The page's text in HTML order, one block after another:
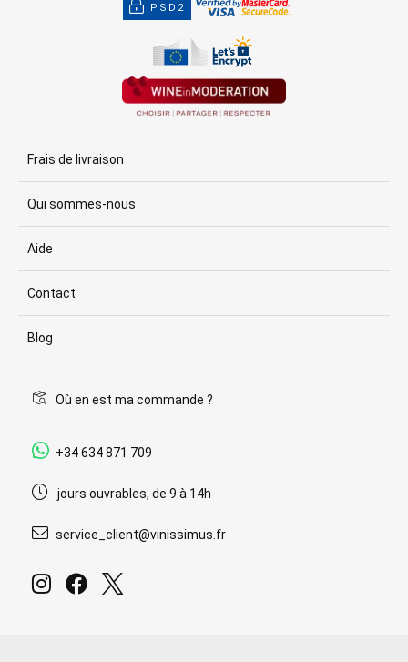
PSD2
Frais de livraison
Qui sommes-nous
Aide
Contact
Blog
Où en est ma commande ?
+34 634 871 709
jours ouvrables, de 9 à 14h
service_client@vinissimus.fr